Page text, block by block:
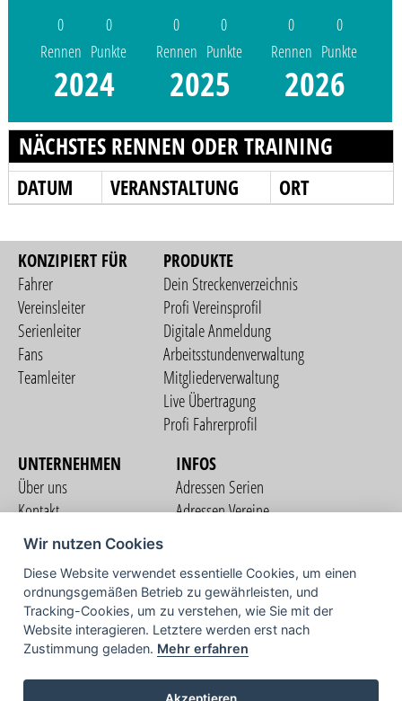
0
Rennen
0
Punkte
2024
0
Rennen
0
Punkte
2025
0
Rennen
0
Punkte
2026
NÄCHSTES RENNEN ODER TRAINING
DATUM VERANSTALTUNG ORT
KONZIPIERT FÜR
Fahrer
Vereinsleiter
Serienleiter
Fans
Teamleiter
PRODUKTE
Dein Streckenverzeichnis
Profi Vereinsprofil
Digitale Anmeldung
Arbeitsstundenverwaltung
Mitgliederverwaltung
Live Übertragung
Profi Fahrerprofil
UNTERNEHMEN
Über uns
Kontakt
Nutzungsbedingungen
Datenschutzerklärung
Impressum
INFOS
Adressen Serien
Adressen Vereine
COMMUNITY
TV
Wir nutzen Cookies
Diese Website verwendet essentielle Cookies, um einen
ordnungsgemäßen Betrieb zu gewährleisten, und
Tracking-Cookies, um zu verstehen, wie Sie mit der
Website interagieren. Letztere werden erst nach
Zustimmung geladen. Mehr erfahren